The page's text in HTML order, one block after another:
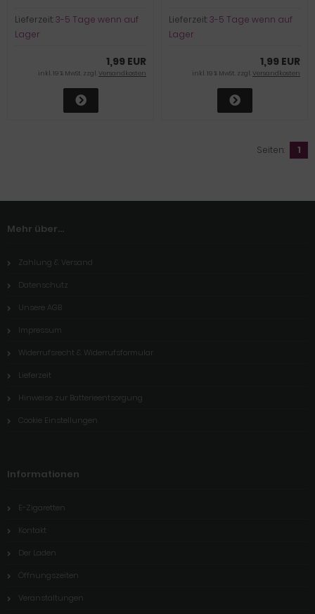
Lieferzeit:3-5 Tage wenn auf
Lager
1,99 EUR
inkl. 19 % MwSt. zzgl.Versandkosten
Lieferzeit:3-5 Tage wenn auf
Lager
1,99 EUR
inkl. 19 % MwSt. zzgl.Versandkosten
Seiten: 1
Mehr über...
Zahlung & Versand
Datenschutz
Unsere AGB
Impressum
Widerrufsrecht & Widerrufsformular
Lieferzeit
Hinweise zur Batterieentsorgung
Cookie Einstellungen
Informationen
E-Zigaretten
Kontakt
Der Laden
Öffnungszeiten
Veranstaltungen